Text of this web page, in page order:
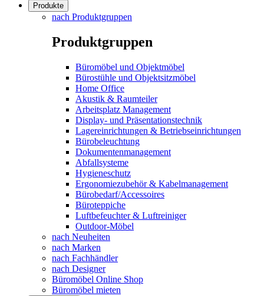
Produkte
nach Produktgruppen
Produktgruppen
Büromöbel und Objektmöbel
Bürostühle und Objektsitzmöbel
Home Office
Akustik & Raumteiler
Arbeitsplatz Management
Display- und Präsentationstechnik
Lagereinrichtungen & Betriebseinrichtungen
Bürobeleuchtung
Dokumentenmanagement
Abfallsysteme
Hygieneschutz
Ergonomiezubehör & Kabelmanagement
Bürobedarf/Accessoires
Büroteppiche
Luftbefeuchter & Luftreiniger
Outdoor-Möbel
nach Neuheiten
nach Marken
nach Fachhändler
nach Designer
Büromöbel Online Shop
Büromöbel mieten